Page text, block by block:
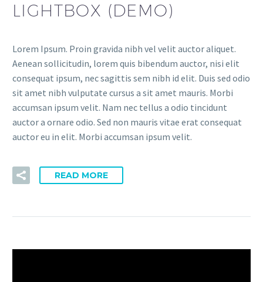
LIGHTBOX (DEMO)
Lorem Ipsum. Proin gravida nibh vel velit auctor aliquet.
Aenean sollicitudin, lorem quis bibendum auctor, nisi elit
consequat ipsum, nec sagittis sem nibh id elit. Duis sed odio
sit amet nibh vulputate cursus a sit amet mauris. Morbi
accumsan ipsum velit. Nam nec tellus a odio tincidunt
auctor a ornare odio. Sed non mauris vitae erat consequat
auctor eu in elit. Morbi accumsan ipsum velit.
READ MORE